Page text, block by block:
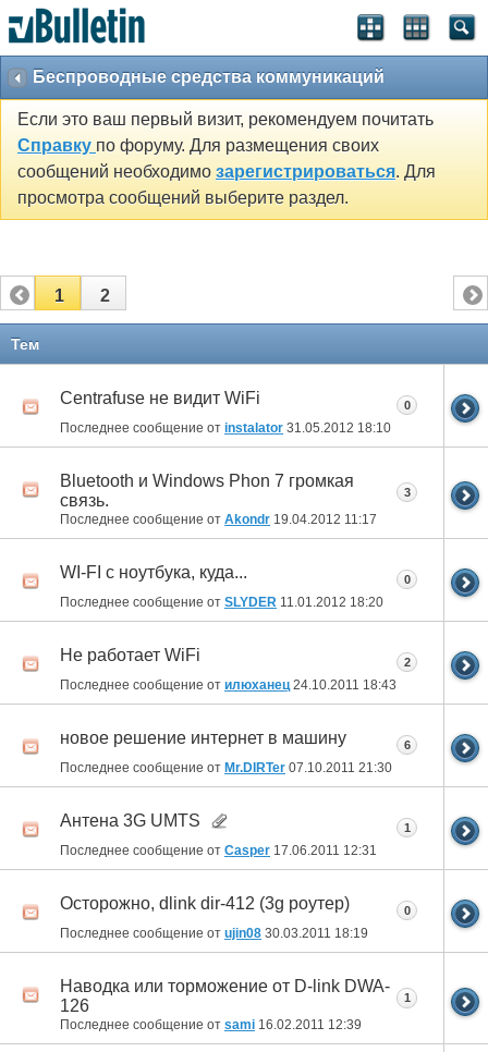
Беспроводные средства коммуникаций
Если это ваш первый визит, рекомендуем почитать
Справку по форуму. Для размещения своих
сообщений необходимо зарегистрироваться. Для
просмотра сообщений выберите раздел.
1 2
Тем
Centrafuse не видит WiFi
Последнее сообщение от instalator 31.05.2012 18:10
0
Bluetooth и Windows Phon 7 громкая
связь.
Последнее сообщение от Akondr 19.04.2012 11:17
3
WI-FI с ноутбука, куда...
Последнее сообщение от SLYDER 11.01.2012 18:20
0
Не работает WiFi
Последнее сообщение от илюханец24.10.2011 18:43
2
новое решение интернет в машину
Последнее сообщение от Mr.DIRTer 07.10.2011 21:30
6
Антена 3G UMTS
Последнее сообщение от Casper 17.06.2011 12:31
1
Осторожно, dlink dir-412 (3g роутер)
Последнее сообщение от ujin08 30.03.2011 18:19
0
Наводка или торможение от D-link DWA-
126
Последнее сообщение от sami 16.02.2011 12:39
1